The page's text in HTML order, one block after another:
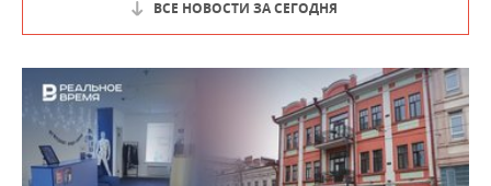
ВСЕ НОВОСТИ ЗА СЕГОДНЯ